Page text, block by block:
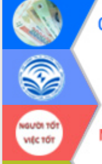
Đắk Lắk nỗ lực thúc đẩy tăng
kinh tế từ 10% trở lên trong
II/2026
Đắk Lắk ký kết thỏa thuận hợp
chuyển đổi số giai đoạn 2026 –
với Tập đoàn Bưu chính Viễn
Việt Nam
Thứ trưởng Bộ Y tế làm việc với
Đắk Lắk về phát triển nhân lực
cho trạm y tế cấp xã
Du lịch Đắk Lắk nâng tầm trải
du khách thông qua Hệ thống
liệu và Bản đồ số